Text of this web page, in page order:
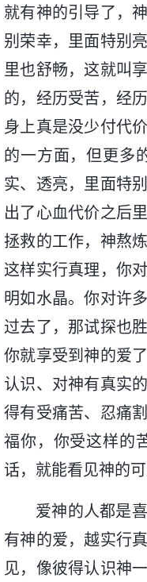
就有神的引导了，
别荣幸，里面特别
里也舒畅，这就叫
的，经历受苦，经
身上真是没少付代
的一方面，但更多
实、透亮，里面特
出了心血代价之后
拯救的工作，神熬
这样实行真理，你
明如水晶。你对许
过去了，那试探也
你就享受到神的爱
认识、对神有真实
得有受痛苦、忍痛
福你，你受这样的
话，就能看见神的
爱神的人都是
有神的爱，越实行
见，像彼得认识神